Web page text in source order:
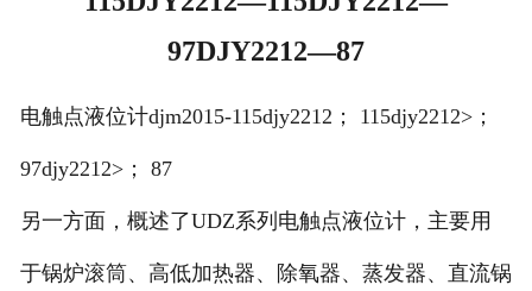
超声波液位计
液位计选型
技术知识
97DJY2212—87
电触点液位计djm2015-115djy2212； 115djy2212>；
97djy2212>； 87
另一方面，概述了UDZ系列电触点液位计，主要用
于锅炉滚筒、高低加热器、除氧器、蒸发器、直流锅